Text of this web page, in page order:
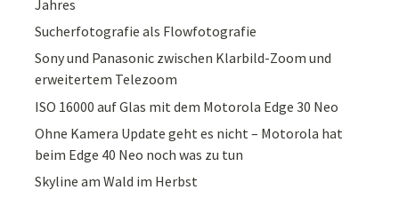
Jahres
Sucherfotografie als Flowfotografie
Sony und Panasonic zwischen Klarbild-Zoom und
erweitertem Telezoom
ISO 16000 auf Glas mit dem Motorola Edge 30 Neo
Ohne Kamera Update geht es nicht – Motorola hat
beim Edge 40 Neo noch was zu tun
Skyline am Wald im Herbst